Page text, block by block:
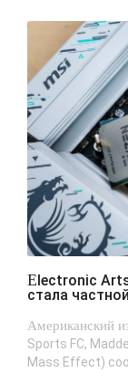
Electronic Arts закрыла рекордную сделку и
стала
Американский
Sports FC,
Mass Effect)